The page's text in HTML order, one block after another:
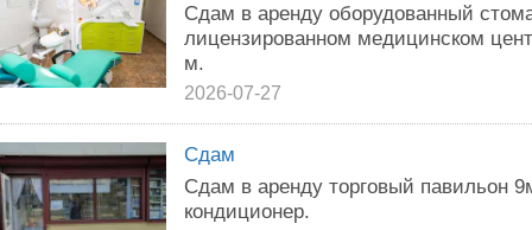
Cдам в аренду оборудованный
лицензированном медицинском
м.
2026-07-27
Сдам
Сдам в аренду торговый павильон
кондиционер.